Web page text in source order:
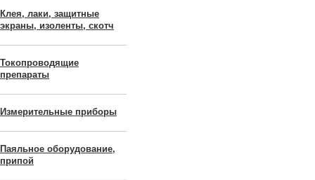
Клея, лаки, защитные
экраны, изоленты, скотч
Токопроводящие
препараты
Измерительные приборы
Паяльное оборудование,
припой